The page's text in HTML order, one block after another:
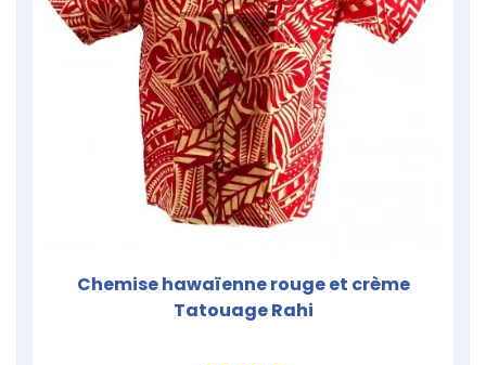
Chemise hawaïenne rouge et crème
Tatouage Rahi